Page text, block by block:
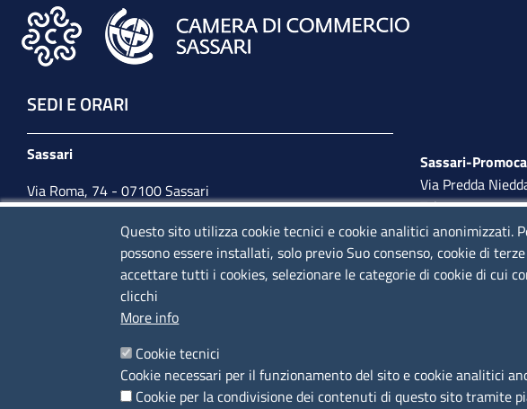
SEDI E ORARI
Sassari
Via Roma, 74 - 07100 Sassari
Tel. 079 2080274
lunedì - venerdì: 10,00 - 13,00; mercoledì pomeriggio:
Sassari-
Via Predda
Tel. 079 263
lunedì al
15,30 - 17,00
Camera di Commercio, Industria, Artigianato e
Segnalazione di
Questo sito utilizza cookie tecnici e cookie analitici
possono essere installati, solo previo Suo consenso, cookie di
accettare tutti i cookies, selezionare le categorie di cookie di cui
clicchi
More info
Cookie tecnici
Cookie necessari per il funzionamento del sito e cookie analitici
Cookie per la condivisione dei contenuti di questo sito tramite